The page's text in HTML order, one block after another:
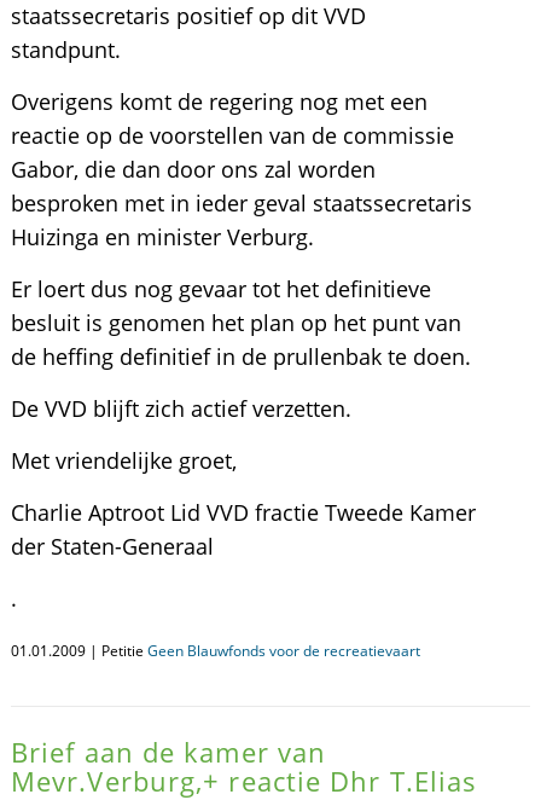
staatssecretaris positief op dit VVD
standpunt.
Overigens komt de regering nog met een
reactie op de voorstellen van de commissie
Gabor, die dan door ons zal worden
besproken met in ieder geval staatssecretaris
Huizinga en minister Verburg.
Er loert dus nog gevaar tot het definitieve
besluit is genomen het plan op het punt van
de heffing definitief in de prullenbak te doen.
De VVD blijft zich actief verzetten.
Met vriendelijke groet,
Charlie Aptroot Lid VVD fractie Tweede Kamer
der Staten-Generaal
.
01.01.2009 | Petitie Geen Blauwfonds voor de recreatievaart
Brief aan de kamer van
Mevr.Verburg,+ reactie Dhr T.Elias